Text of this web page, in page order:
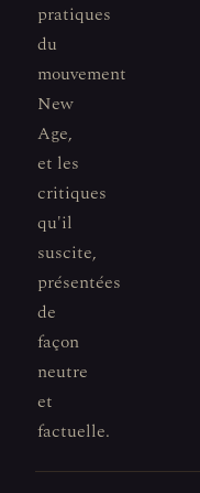
pratiques
du
mouvement
New
Age,
et les
critiques
qu'il
suscite,
présentées
de
façon
neutre
et
factuelle.